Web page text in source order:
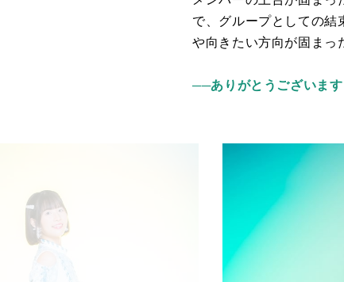
で、グループとしての結
や向きたい方向が固まっ
──ありがとうございます